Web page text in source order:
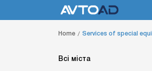
Home Services of special
Всі міста